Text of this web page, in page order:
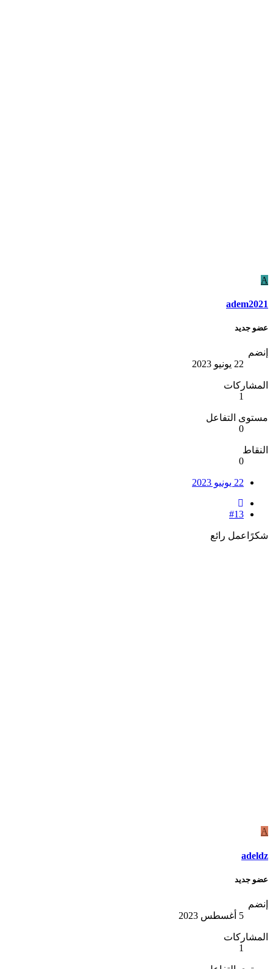
A
adem2021
عضو جديد
إنضم
22 يونيو 2023
المشاركات
1
مستوى التفاعل
0
النقاط
0
22 يونيو 2023
#13
شكرًاعمل رائع
A
adeldz
عضو جديد
إنضم
5 أغسطس 2023
المشاركات
1